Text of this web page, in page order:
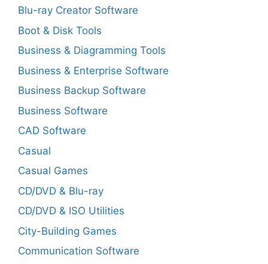
Blu-ray Creator Software
Boot & Disk Tools
Business & Diagramming Tools
Business & Enterprise Software
Business Backup Software
Business Software
CAD Software
Casual
Casual Games
CD/DVD & Blu-ray
CD/DVD & ISO Utilities
City-Building Games
Communication Software